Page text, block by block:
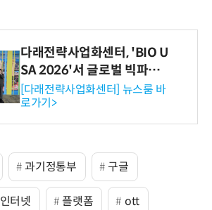
다래전략사업화센터, 'BIO U
SA 2026'서 글로벌 빅파마
와의 비즈니스 미팅 지원…K
-바이오 해외 진출 교두보 확
보
[다래전략사업화센터] 뉴스룸 바
로가기>
과기정통부 구글
인터넷 플랫폼 ott